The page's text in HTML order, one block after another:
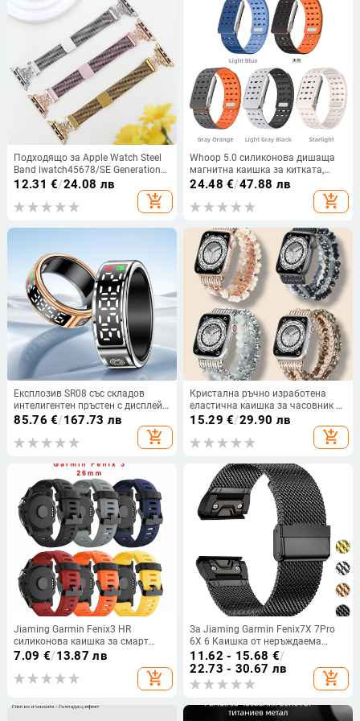
Подходящо за Apple Watch Steel
Band iwatch45678/SE Generation
Smart Watch Band Нова магнитна
регулируема каишка 38/42
12.31 €/24.08 лв
add_shopping_cart
Whoop 5.0 силиконова дишаща
магнитна каишка за китката,
съвместима с Whoop 5.0, тегло 34
24.48 €/47.88 лв
add_shopping_cart
Експлозив SR08 със складов
интелигентен пръстен с дисплей,
сензорен интелигентен пръстен,
пръстен за измерване на пулса,
кръв и кислород, пръстен за сън
85.76 €/167.73 лв
add_shopping_cart
Кристална ръчно изработена
еластична каишка за часовник с
мъниста от черен камък за
15.29 €/29.90 лв
add_shopping_cart
Jiaming Garmin Fenix3 HR
силиконова каишка за смарт
часовник, аксесоари за пулсомер,
7.09 €/13.87 лв
add_shopping_cart
За Jiaming Garmin Fenix7X 7Pro
6X 6 Каишка от неръждаема
стомана с метален скок Milanese
11.62 - 15.68 €/
22.73 - 30.67 лв
add_shopping_cart